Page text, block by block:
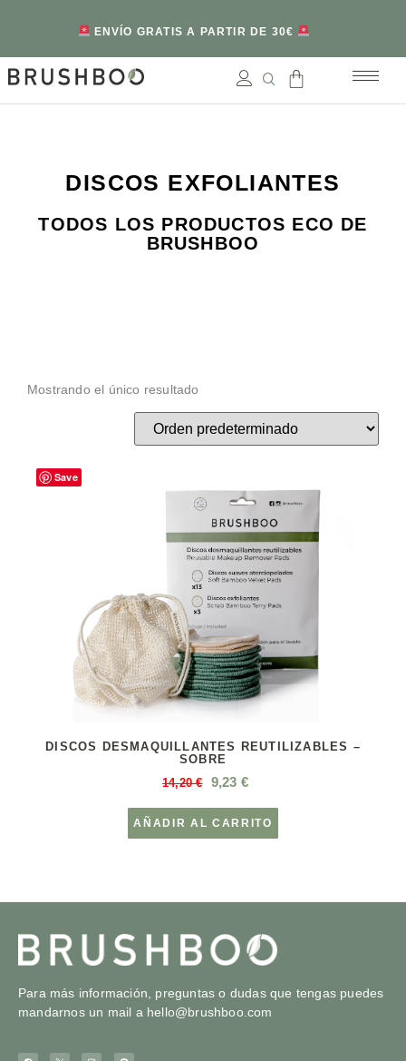
ENVÍO GRATIS A PARTIR DE 30€
DISCOS EXFOLIANTES
TODOS LOS PRODUCTOS ECO DE
BRUSHBOO
Mostrando el único resultado
Save
DISCOS DESMAQUILLANTES REUTILIZABLES –
SOBRE
14,20€ 9,23 €
AÑADIR AL CARRITO
Para más información, preguntas o dudas que tengas puedes
mandarnos un mail a hello@brushboo.com